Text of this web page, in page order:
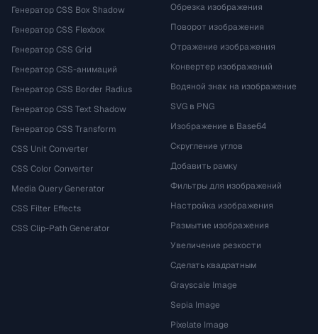
Генератор CSS Box Shadow
Генератор CSS Flexbox
Генератор CSS Grid
Генератор CSS-анимаций
Генератор CSS Border Radius
Генератор CSS Text Shadow
Генератор CSS Transform
CSS Unit Converter
CSS Color Converter
Media Query Generator
CSS Filter Effects
CSS Clip-Path Generator
Обрезка изображения
Поворот изображения
Отражение изображения
Конвертер изображений
Водяной знак на изображение
SVG в PNG
Изображение в Base64
Скругление углов
Добавить рамку
Фильтры для изображений
Настройка изображения
Размытие изображения
Увеличение резкости
Сделать квадратным
Grayscale Image
Sepia Image
Pixelate Image